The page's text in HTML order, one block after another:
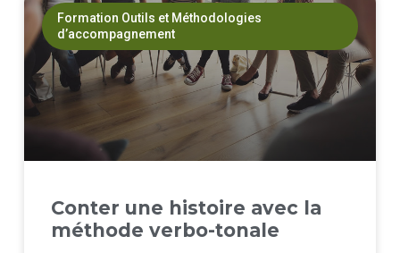
Formation Outils et Méthodologies
d’accompagnement
Conter une histoire avec la
méthode verbo-tonale